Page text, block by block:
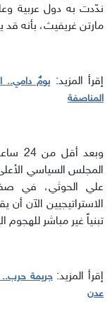
ندّدت به دول عربية
مارتن غريفيث، بأنه
إقرأ المزيد: يومٌ دامي..
المناصفة
المجلس السياسي الأعلى
علي الحوثي، في
الاستراتيجيين الآن أن
تبنياً غير مباشر
إقرأ المزيد:جريمة حرب..
عدن